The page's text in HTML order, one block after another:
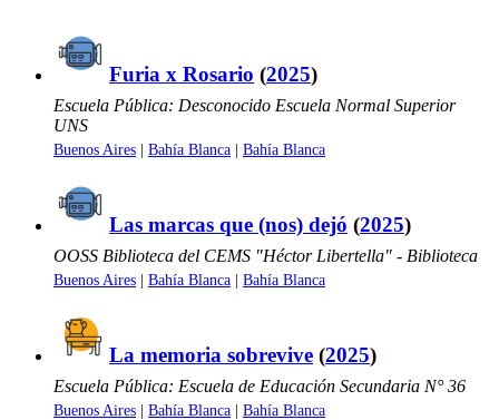
Furia x Rosario (2025)
Escuela Pública: Desconocido Escuela Normal Superior
UNS
Buenos Aires | Bahía Blanca | Bahía Blanca
Las marcas que (nos) dejó (2025)
OOSS Biblioteca del CEMS "Héctor Libertella" - Biblioteca
Buenos Aires | Bahía Blanca | Bahía Blanca
La memoria sobrevive (2025)
Escuela Pública: Escuela de Educación Secundaria N° 36
Buenos Aires | Bahía Blanca | Bahía Blanca